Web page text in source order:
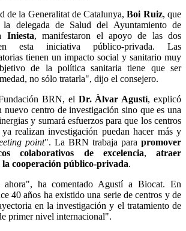
de la Generalitat de Catalunya,Boi Ruiz, que
delegada de Salud del Ayuntamiento de
Iniesta, manifestaron el apoyo de las dos
en esta iniciativa público-privada. Las
tienen un impacto social y sanitario muy
de la política sanitaria tiene que ser
no sólo tratarla", dijo el consejero.
BRN, el Dr. Àlvar Agustí, explicó
nuevo centro de investigación sino que es una
y sumará esfuerzos para que los centros
realizan investigación puedan hacer más y
point". La BRN trabaja para promover
colaborativos de excelencia,atraer
cooperación público-privada.
ha comentado Agustí a Biocat. En
40 años ha existido una serie de centros y de
en la investigación y el tratamiento de
primer nivel internacional".